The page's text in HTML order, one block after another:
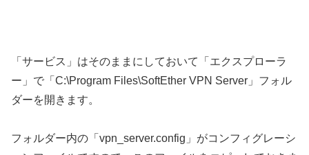
「サービス」はそのままにしておいて「エクスプローラ
ー」で「C:\Program Files\SoftEther VPN Server」フォル
ダーを開きます。
フォルダー内の「vpn_server.config」がコンフィグレーシ